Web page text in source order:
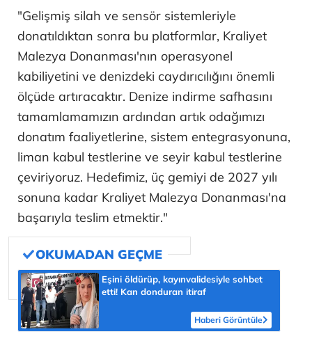
"Gelişmiş silah ve sensör sistemleriyle
donatıldıktan sonra bu platformlar, Kraliyet
Malezya Donanması'nın operasyonel
kabiliyetini ve denizdeki caydırıcılığını önemli
ölçüde artıracaktır. Denize indirme safhasını
tamamlamamızın ardından artık odağımızı
donatım faaliyetlerine, sistem entegrasyonuna,
liman kabul testlerine ve seyir kabul testlerine
çeviriyoruz. Hedefimiz, üç gemiyi de 2027 yılı
sonuna kadar Kraliyet Malezya Donanması'na
başarıyla teslim etmektir."
Eşini öldürüp, kayınvalidesiyle sohbet
etti! Kan donduran itiraf
Haberi Görüntüle